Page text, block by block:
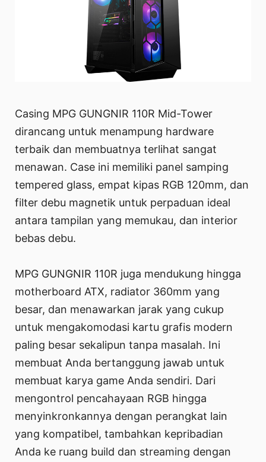
Casing MPG GUNGNIR 110R Mid-Tower
dirancang untuk menampung hardware
terbaik dan membuatnya terlihat sangat
menawan. Case ini memiliki panel samping
tempered glass, empat kipas RGB 120mm, dan
filter debu magnetik untuk perpaduan ideal
antara tampilan yang memukau, dan interior
bebas debu.
MPG GUNGNIR 110R juga mendukung hingga
motherboard ATX, radiator 360mm yang
besar, dan menawarkan jarak yang cukup
untuk mengakomodasi kartu grafis modern
paling besar sekalipun tanpa masalah. Ini
membuat Anda bertanggung jawab untuk
membuat karya game Anda sendiri. Dari
mengontrol pencahayaan RGB hingga
menyinkronkannya dengan perangkat lain
yang kompatibel, tambahkan kepribadian
Anda ke ruang build dan streaming dengan